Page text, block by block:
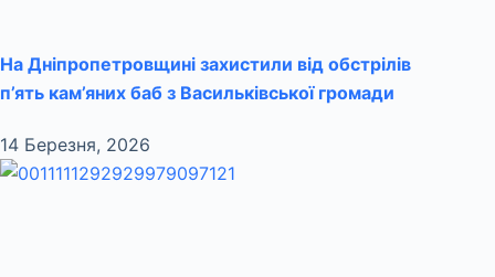
На Дніпропетровщині захистили від обстрілів
п’ять кам’яних баб з Васильківської громади
14 Березня, 2026